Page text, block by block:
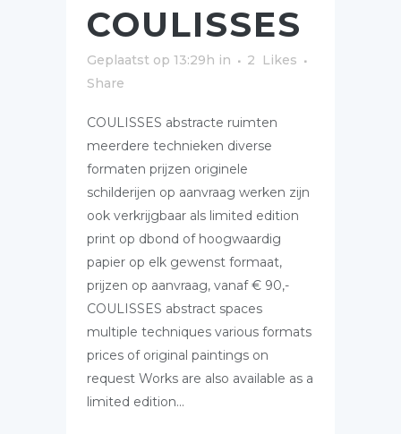
COULISSES
Geplaatst op 13:29h in 2
Likes
Share
COULISSES abstracte ruimten
meerdere technieken diverse
formaten prijzen originele
schilderijen op aanvraag werken zijn
ook verkrijgbaar als limited edition
print op dbond of hoogwaardig
papier op elk gewenst formaat,
prijzen op aanvraag, vanaf € 90,-
COULISSES abstract spaces
multiple techniques various formats
prices of original paintings on
request Works are also available as a
limited edition...